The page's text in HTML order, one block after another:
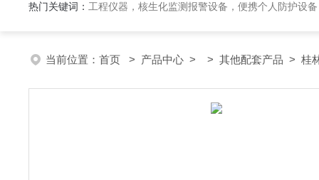
热门关键词： 工程仪器，核生化监测报警设备，便携个人防护设
当前位置： 首页 > 产品中心 > > 其他配套产品 > 桂